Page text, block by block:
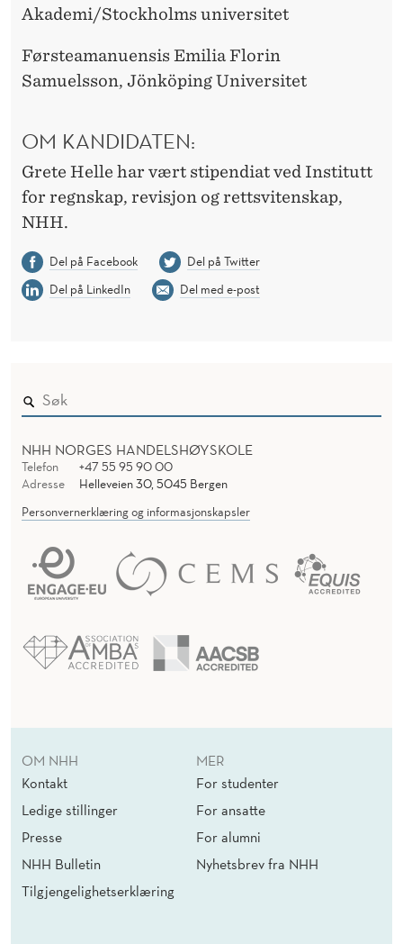
Akademi/Stockholms universitet
Førsteamanuensis Emilia Florin
Samuelsson, Jönköping Universitet
OM KANDIDATEN:
Grete Helle har vært stipendiat ved Institutt
for regnskap, revisjon og rettsvitenskap,
NHH.
Del på Facebook
Del på Twitter
Del på LinkedIn
Del med e-post
NHH NORGES HANDELSHØYSKOLE
Telefon
+47 55 95 90 00
Adresse
Helleveien 30, 5045 Bergen
Personvernerklæring og informasjonskapsler
OM NHH
Kontakt
Ledige stillinger
Presse
NHH Bulletin
Tilgjengelighetserklæring
MER
For studenter
For ansatte
For alumni
Nyhetsbrev fra NHH